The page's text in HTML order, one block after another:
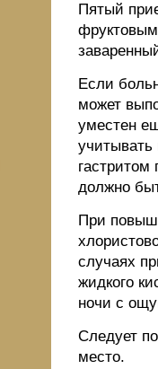
Пятый
Если
может
уместен
должно
При
случаях
жидкого
ночи с
Следует
место.